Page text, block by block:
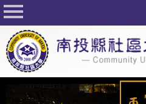
回首頁
關於社大
公佈欄
行事曆